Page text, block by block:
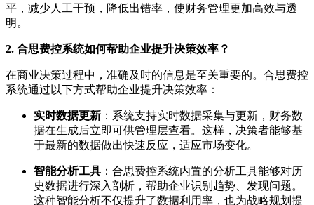
平，减少人工干预，降低出错率，使财务管理更加高效与透
明。
2. 合思费控系统如何帮助企业提升决策效率？
在商业决策过程中，准确及时的信息是至关重要的。合思费控
系统通过以下方式帮助企业提升决策效率：
实时数据更新 ：系统支持实时数据采集与更新，财务数
据在生成后立即可供管理层查看。这样，决策者能够基
于最新的数据做出快速反应，适应市场变化。
智能分析工具 ：合思费控系统内置的分析工具能够对历
史数据进行深入剖析，帮助企业识别趋势、发现问题。
这种智能分析不仅提升了数据利用率，也为战略规划提